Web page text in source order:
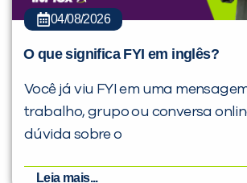
04/08/2026
O que significa FYI em inglês?
Você já viu FYI em uma
trabalho, grupo ou conversa
dúvida sobre o
Leia mais...